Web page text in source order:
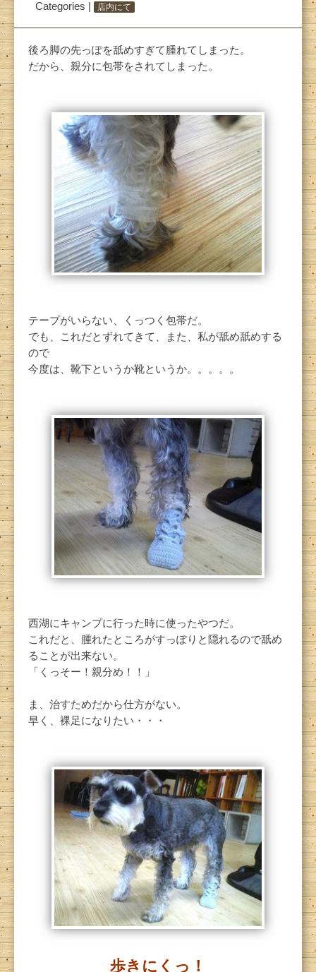
Categories | 店内にて
後ろ脚の先っぽを舐めすぎて腫れてしまった。
だから、親分に包帯をされてしまった。
テープがいらない、くっつく包帯だ。
でも、これだとずれてきて、また、私が舐め舐めする
ので
今度は、靴下というか靴というか。。。。。
西湖にキャンプに行った時に使ったやつだ。
これだと、腫れたところがすっぽりと隠れるので舐め
ることが出来ない。
「くっそー！親分め！！」
ま、治すためだから仕方がない。
早く、裸足になりたい・・・
歩きにくっ！